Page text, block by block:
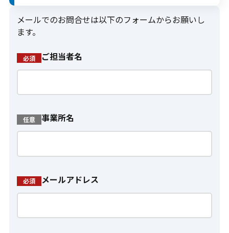
メールでのお問合せは以下のフォームからお願いし
ます。
必須 ご担当者名
任意 事業所名
必須 メールアドレス